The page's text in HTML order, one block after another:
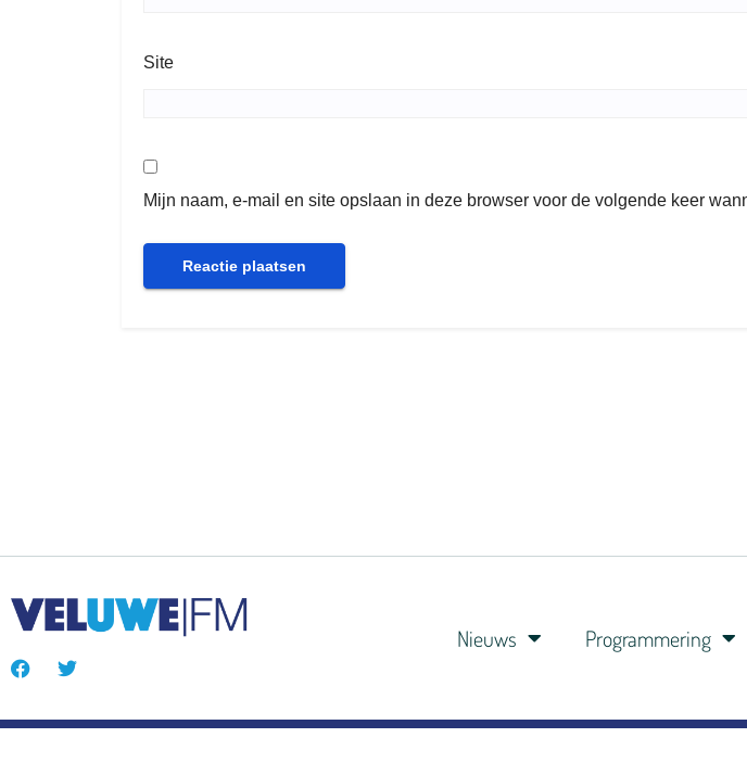
Site
Mijn naam, e-mail en site opslaan in deze browser voor de volgende keer
Nieuws Programmering